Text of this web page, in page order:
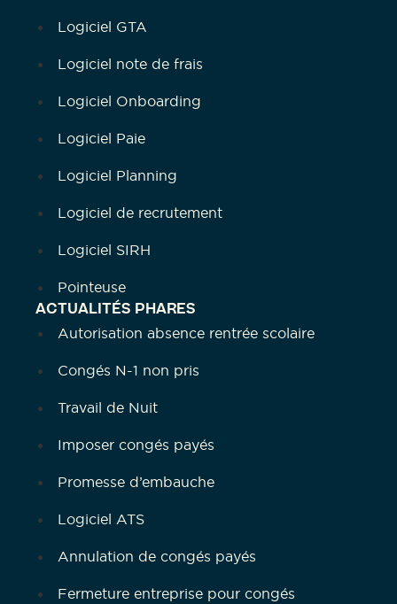
Logiciel GTA
Logiciel note de frais
Logiciel Onboarding
Logiciel Paie
Logiciel Planning
Logiciel de recrutement
Logiciel SIRH
Pointeuse
ACTUALITÉS PHARES
Autorisation absence rentrée scolaire
Congés N-1 non pris
Travail de Nuit
Imposer congés payés
Promesse d’embauche
Logiciel ATS
Annulation de congés payés
Fermeture entreprise pour congés